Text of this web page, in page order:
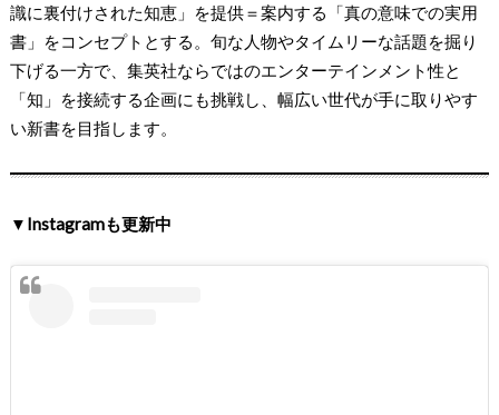
識に裏付けされた知恵」を提供＝案内する「真の意味での実用
書」をコンセプトとする。旬な人物やタイムリーな話題を掘り
下げる一方で、集英社ならではのエンターテインメント性と
「知」を接続する企画にも挑戦し、幅広い世代が手に取りやす
い新書を目指します。
▼Instagramも更新中